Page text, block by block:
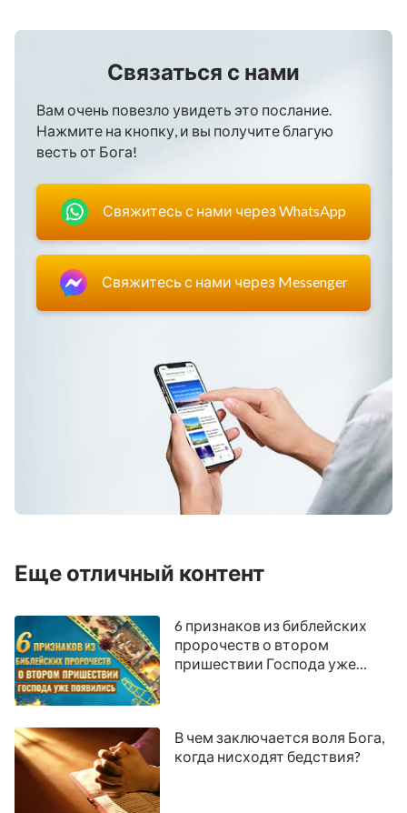
Связаться с нами
Вам очень повезло увидеть это послание.
Нажмите на кнопку, и вы получите благую
весть от Бога!
Свяжитесь с нами через WhatsApp
Свяжитесь с нами через Messenger
Еще отличный контент
6 признаков из библейских
пророчеств о втором
пришествии Господа уже
В чем заключается воля Бога,
когда нисходят бедствия?